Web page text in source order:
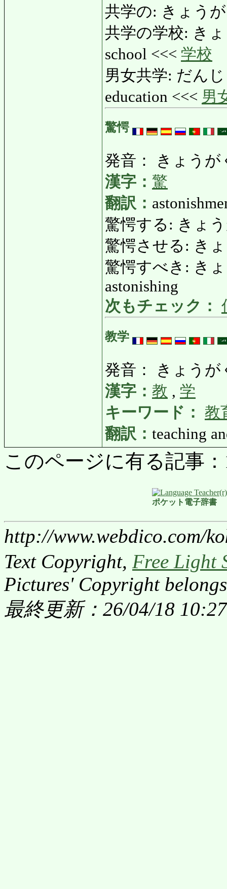
共学の: きょう
共学の学校: き
school <<< 学校
男女共学: だん
education <<< 男
驚愕
発音： きょうが
漢字： 驚
翻訳：
驚愕する: きょう
驚愕させる: きょ
驚愕すべき: き
astonishing
次もチェック：
教学
発音： きょうが
漢字： 教 , 学
キーワード： 教
翻訳： teaching
このページに有る記事
ポケット電子辞書
http://www.webdico.com/
Text Copyright, Free Light
Pictures' Copyright
最終更新：26/04/18 10:27